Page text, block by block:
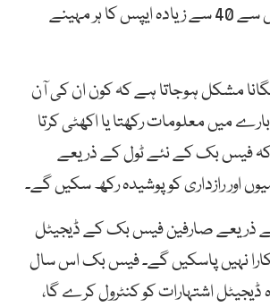
تقریباً 80 ایپس میں سے 40 سے زیادہ ایپس کا ہر مہینے
مشکل ہوجاتا ہے کہ کون ان کی آن
میں معلومات رکھتا یا اکھٹی کرتا
کہ فیس بک کے نئے ٹول کے ذریعے
اور رازداری کو پوشیدہ رکھ سکیں گے۔
ذریعے صارفین فیس بک کے ڈیجیٹل
نہیں پاسکیں گے۔ فیس بک اس سال
ڈیجیٹل اشتہارات کو کنٹرول کرے گا،